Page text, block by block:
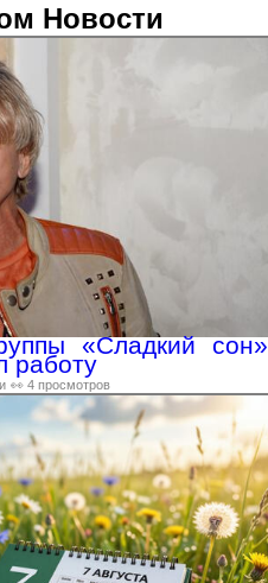
Новости
«Сладкий сон»
работу
👀 4 просмотров